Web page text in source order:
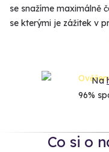
se snažíme maximálně
se kterými je zážitek v
Na
96%
Co si o